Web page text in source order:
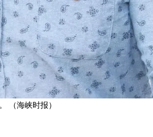
（海峡时报）